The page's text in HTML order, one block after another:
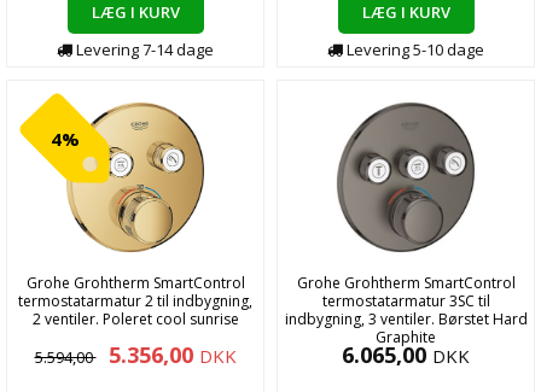
LÆG I KURV
Levering7-14dage
LÆG I KURV
Levering5-10dage
4%
Grohe Grohtherm SmartControl
termostatarmatur 2 til indbygning,
2 ventiler. Poleret cool sunrise
5.594,00 5.356,00 DKK
Grohe Grohtherm SmartControl
termostatarmatur 3SC til
indbygning, 3 ventiler. Børstet Hard
Graphite
6.065,00 DKK